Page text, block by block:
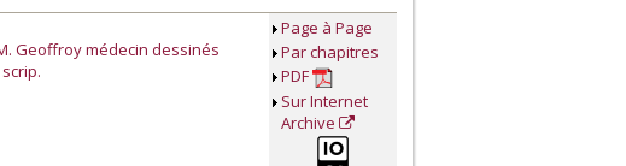
Geoffroy médecin‎ dessinés
Page à Page
Par chapitres
PDF
Sur Internet
Archive